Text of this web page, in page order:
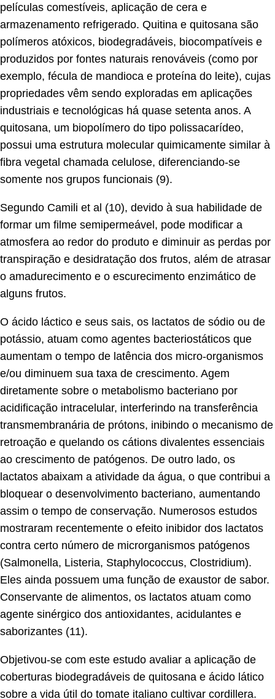
películas comestíveis, aplicação de cera e
armazenamento refrigerado. Quitina e quitosana são
polímeros atóxicos, biodegradáveis, biocompatíveis e
produzidos por fontes naturais renováveis (como por
exemplo, fécula de mandioca e proteína do leite), cujas
propriedades vêm sendo exploradas em aplicações
industriais e tecnológicas há quase setenta anos. A
quitosana, um biopolímero do tipo polissacarídeo,
possui uma estrutura molecular quimicamente similar à
fibra vegetal chamada celulose, diferenciando-se
somente nos grupos funcionais (9).
Segundo Camili et al (10), devido à sua habilidade de
formar um filme semipermeável, pode modificar a
atmosfera ao redor do produto e diminuir as perdas por
transpiração e desidratação dos frutos, além de atrasar
o amadurecimento e o escurecimento enzimático de
alguns frutos.
O ácido láctico e seus sais, os lactatos de sódio ou de
potássio, atuam como agentes bacteriostáticos que
aumentam o tempo de latência dos micro-organismos
e/ou diminuem sua taxa de crescimento. Agem
diretamente sobre o metabolismo bacteriano por
acidificação intracelular, interferindo na transferência
transmembranária de prótons, inibindo o mecanismo de
retroação e quelando os cátions divalentes essenciais
ao crescimento de patógenos. De outro lado, os
lactatos abaixam a atividade da água, o que contribui a
bloquear o desenvolvimento bacteriano, aumentando
assim o tempo de conservação. Numerosos estudos
mostraram recentemente o efeito inibidor dos lactatos
contra certo número de microrganismos patógenos
(Salmonella, Listeria, Staphylococcus, Clostridium).
Eles ainda possuem uma função de exaustor de sabor.
Conservante de alimentos, os lactatos atuam como
agente sinérgico dos antioxidantes, acidulantes e
saborizantes (11).
Objetivou-se com este estudo avaliar a aplicação de
coberturas biodegradáveis de quitosana e ácido lático
sobre a vida útil do tomate italiano cultivar cordillera.